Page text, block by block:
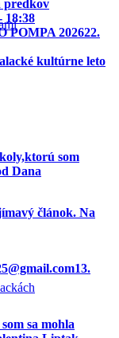
predkov
18:38
POMPA 202622.
kultúrne leto
som
Dana
článok. Na
13.
sa mohla